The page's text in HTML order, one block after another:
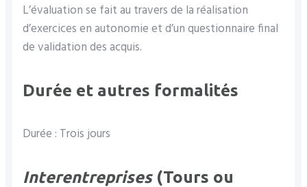
L’évaluation se fait au travers de la réalisation
d’exercices en autonomie et d’un questionnaire final
de validation des acquis.
Durée et autres formalités
Durée : Trois jours
Interentreprises(Tours ou